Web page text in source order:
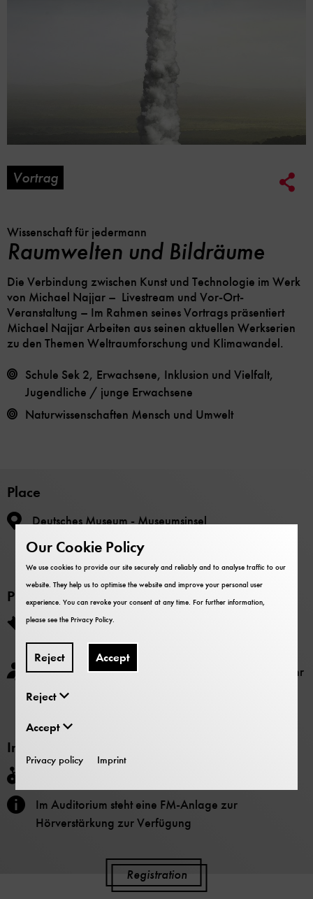
Vortrag
Wissenschaft für jedermann
Raumwelten und Bildräume
Die Verbindung zwischen Kunst und Technologie im Werk
von Michael Najjar – Livestream und Vor-Ort-
Veranstaltung – Im Rahmen seines Vortrags präsentiert
Michael Najjar Arbeiten aus seinen aktuellen Werkserien
zu den Themen Weltraumforschung und Klimawandel.
Schule Sek 2, Erwachsene, Inklusion und Vielfalt,
Jugendliche / junge Erwachsene
Naturwissenschaften Mensch und Umwelt
Place
Deutsches Museum - Museumsinsel
Auditorium, Ebene 0
Livestream und Vor-Ort-Veranstaltung
Price
Eintritt: 3,- €
Mitglieder haben freien Eintritt
Die Online-Reservierung beginnt am Montag, 9 Uhr
vor dem jeweiligen Vortrag. Telefonische
Reservierung unter Telefon: 089-2179-221
Information
Im Auditorium steht eine FM-Anlage zur
Hörverstärkung zur Verfügung
Registration
Our Cookie Policy
We use cookies to provide our site securely and reliably and to analyse traffic to our
website. They help us to optimise the website and improve your personal user
experience. You can revoke your consent at any time. For further information,
please see thePrivacy Policy.
Reject Accept
Reject
Accept
Privacy policy Imprint